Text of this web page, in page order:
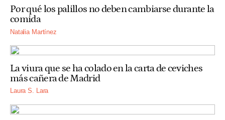
Por qué los palillos no deben cambiarse durante la
comida
Natalia Martínez
La viura que se ha colado en la carta de ceviches
más cañera de Madrid
Laura S. Lara